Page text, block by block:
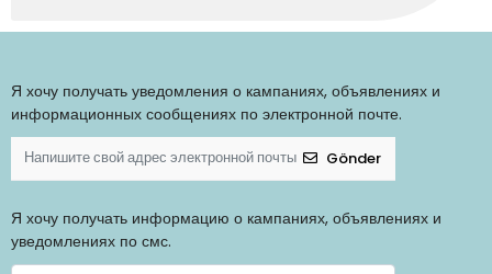
Я хочу получать уведомления о кампаниях, объявлениях и
информационных сообщениях по электронной почте.
Gönder
Я хочу получать информацию о кампаниях, объявлениях и
уведомлениях по смс.